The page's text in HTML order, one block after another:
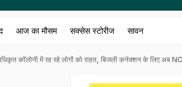
आज का मौसम सक्सेस स्टोरीज सावन
कॉलोनी में रह रहे लोगों को राहत, बिजली कनेक्शन के लिए अब